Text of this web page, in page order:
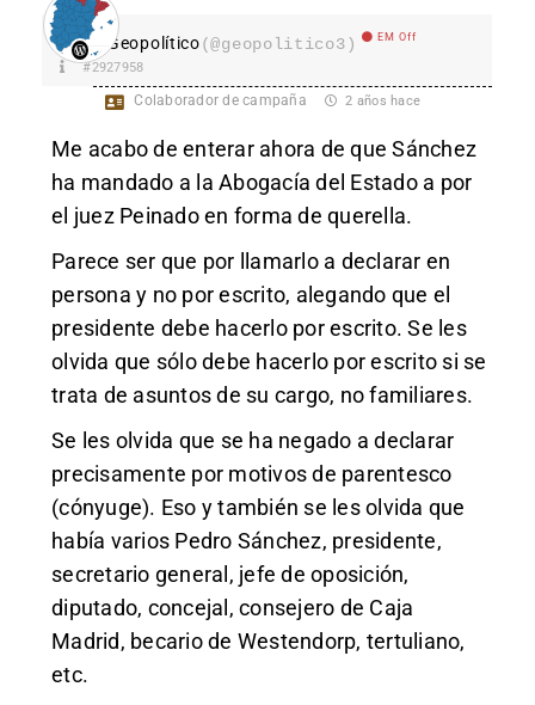
Geopolítico(@geopolitico3) EM Off
#2927958
Colaborador de campaña 2 años hace
Me acabo de enterar ahora de que Sánchez
ha mandado a la Abogacía del Estado a por
el juez Peinado en forma de querella.
Parece ser que por llamarlo a declarar en
persona y no por escrito, alegando que el
presidente debe hacerlo por escrito. Se les
olvida que sólo debe hacerlo por escrito si se
trata de asuntos de su cargo, no familiares.
Se les olvida que se ha negado a declarar
precisamente por motivos de parentesco
(cónyuge). Eso y también se les olvida que
había varios Pedro Sánchez, presidente,
secretario general, jefe de oposición,
diputado, concejal, consejero de Caja
Madrid, becario de Westendorp, tertuliano,
etc.